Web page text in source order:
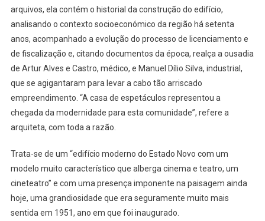
arquivos, ela contém o historial da construção do edifício,
analisando o contexto socioeconómico da região há setenta
anos, acompanhado a evolução do processo de licenciamento e
de fiscalização e, citando documentos da época, realça a ousadia
de Artur Alves e Castro, médico, e Manuel Dílio Silva, industrial,
que se agigantaram para levar a cabo tão arriscado
empreendimento. “A casa de espetáculos representou a
chegada da modernidade para esta comunidade”, refere a
arquiteta, com toda a razão.
Trata-se de um “edifício moderno do Estado Novo com um
modelo muito característico que alberga cinema e teatro, um
cineteatro” e com uma presença imponente na paisagem ainda
hoje, uma grandiosidade que era seguramente muito mais
sentida em 1951, ano em que foi inaugurado.